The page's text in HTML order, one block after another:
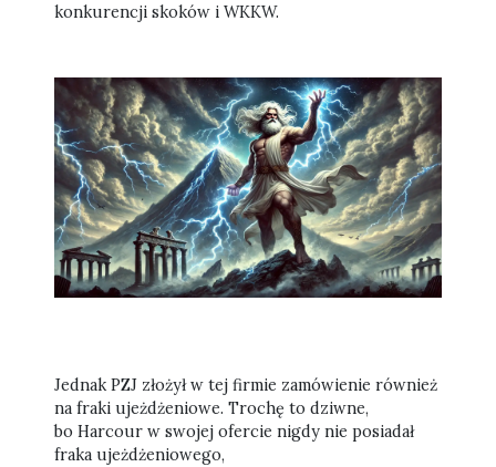
konkurencji skoków i WKKW.
Jednak PZJ złożył w tej firmie zamówienie również
na fraki ujeżdżeniowe. Trochę to dziwne,
bo Harcour w swojej ofercie nigdy nie posiadał
fraka ujeżdżeniowego,